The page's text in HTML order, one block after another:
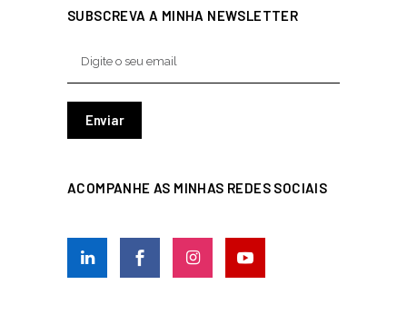
SUBSCREVA A MINHA NEWSLETTER
ACOMPANHE AS MINHAS REDES SOCIAIS